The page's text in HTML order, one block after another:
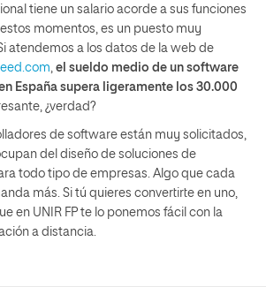
tiene un salario acorde a sus funciones
momentos, es un puesto muy
atendemos a los datos de la web de
, el sueldo medio de un software
España supera ligeramente los 30.000
¿verdad?
de software están muy solicitados,
del diseño de soluciones de
todo tipo de empresas. Algo que cada
más. Si tú quieres convertirte en uno,
en UNIR FP te lo ponemos fácil con la
a distancia.